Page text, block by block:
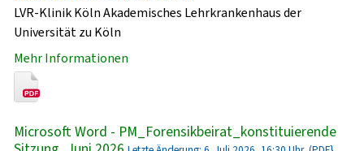
LVR-Klinik Köln Akademisches Lehrkrankenhaus der
Universität zu Köln
Mehr Informationen
Microsoft Word - PM_Forensikbeirat_konstituierende